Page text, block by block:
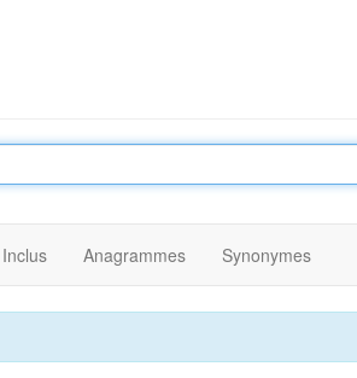
Inclus Anagrammes Synonymes